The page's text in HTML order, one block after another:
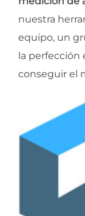
nuestra
equipo, un
la perfección
conseguir el